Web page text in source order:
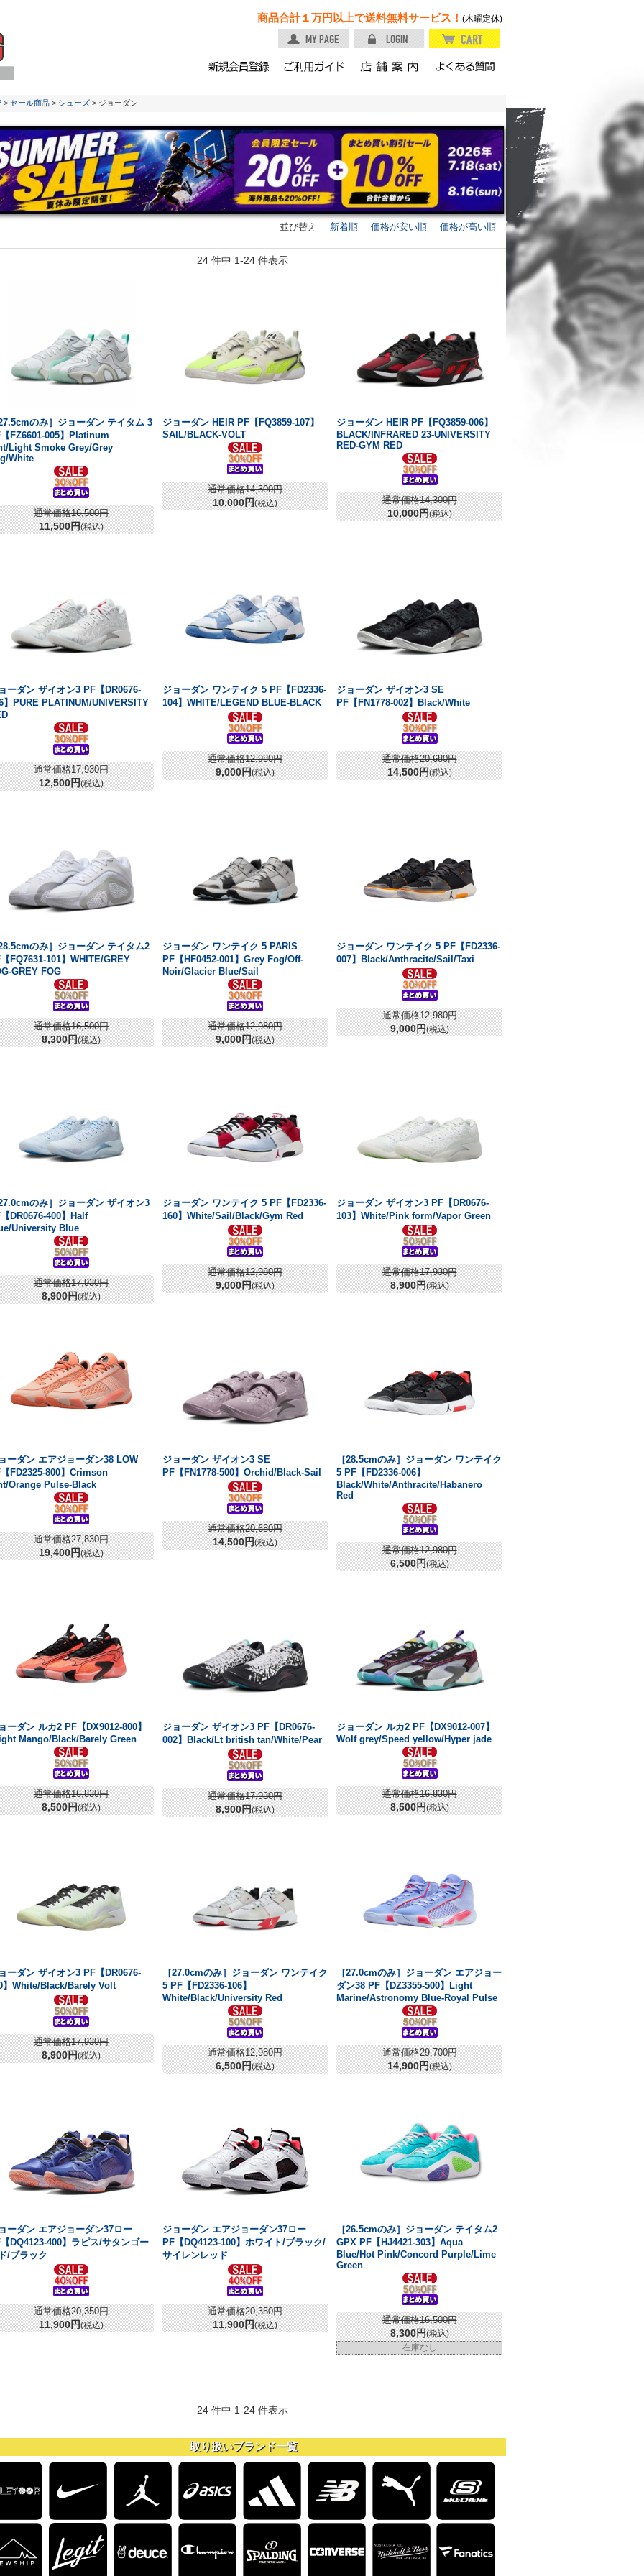
商品合計１万円以上で送料無料サービス！ (木曜定休)
> セール商品 > シューズ > ジョーダン
並び替え 新着順 価格が安い順 価格が高い順
24 件中 1-24 件表示
のみ］ジョーダン テイタム 3
FZ6601-005】Platinum
Light Smoke Grey/Grey
White
通常価格16,500円
11,500円(税込)
ジョーダン HEIR PF【FQ3859-107】
SAIL/BLACK-VOLT
通常価格14,300円
10,000円(税込)
ジョーダン HEIR PF【FQ3859-006】
BLACK/INFRARED 23-UNIVERSITY
RED-GYM RED
通常価格14,300円
10,000円(税込)
ーダン ザイオン3 PF【DR0676-
】PURE PLATINUM/UNIVERSITY
通常価格17,930円
12,500円(税込)
ジョーダン ワンテイク 5 PF【FD2336-
104】WHITE/LEGEND BLUE-BLACK
通常価格12,980円
9,000円(税込)
ジョーダン ザイオン3 SE
PF【FN1778-002】Black/White
通常価格20,680円
14,500円(税込)
のみ］ジョーダン テイタム2
FQ7631-101】WHITE/GREY
GREY FOG
通常価格16,500円
8,300円(税込)
ジョーダン ワンテイク 5 PARIS
PF【HF0452-001】Grey Fog/Off-
Noir/Glacier Blue/Sail
通常価格12,980円
9,000円(税込)
ジョーダン ワンテイク 5 PF【FD2336-
007】Black/Anthracite/Sail/Taxi
通常価格12,980円
9,000円(税込)
のみ］ジョーダン ザイオン3
DR0676-400】Half
University Blue
通常価格17,930円
8,900円(税込)
ジョーダン ワンテイク 5 PF【FD2336-
160】White/Sail/Black/Gym Red
通常価格12,980円
9,000円(税込)
ジョーダン ザイオン3 PF【DR0676-
103】White/Pink form/Vapor Green
通常価格17,930円
8,900円(税込)
ーダン エアジョーダン38 LOW
FD2325-800】Crimson
Orange Pulse-Black
通常価格27,830円
19,400円(税込)
ジョーダン ザイオン3 SE
PF【FN1778-500】Orchid/Black-Sail
通常価格20,680円
14,500円(税込)
［28.5cmのみ］ジョーダン ワンテイク
5 PF【FD2336-006】
Black/White/Anthracite/Habanero
Red
通常価格12,980円
6,500円(税込)
ーダン ルカ2 PF【DX9012-800】
Mango/Black/Barely Green
通常価格16,830円
8,500円(税込)
ジョーダン ザイオン3 PF【DR0676-
002】Black/Lt british tan/White/Pear
通常価格17,930円
8,900円(税込)
ジョーダン ルカ2 PF【DX9012-007】
Wolf grey/Speed yellow/Hyper jade
通常価格16,830円
8,500円(税込)
ーダン ザイオン3 PF【DR0676-
】White/Black/Barely Volt
通常価格17,930円
8,900円(税込)
［27.0cmのみ］ジョーダン ワンテイク
5 PF【FD2336-106】
White/Black/University Red
通常価格12,980円
6,500円(税込)
［27.0cmのみ］ジョーダン エアジョー
ダン38 PF【DZ3355-500】Light
Marine/Astronomy Blue-Royal Pulse
通常価格29,700円
14,900円(税込)
ーダン エアジョーダン37ロー
DQ4123-400】ラピス/サタンゴー
/ブラック
通常価格20,350円
11,900円(税込)
ジョーダン エアジョーダン37ロー
PF【DQ4123-100】ホワイト/ブラック/
サイレンレッド
通常価格20,350円
11,900円(税込)
［26.5cmのみ］ジョーダン テイタム2
GPX PF【HJ4421-303】Aqua
Blue/Hot Pink/Concord Purple/Lime
Green
通常価格16,500円
8,300円(税込)
在庫なし
24 件中 1-24 件表示
取り扱いブランド一覧